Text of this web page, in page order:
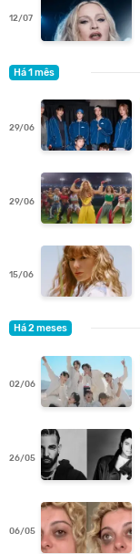
12/07
Há 1 mês
29/06
29/06
15/06
Há 2 meses
02/06
26/05
06/05